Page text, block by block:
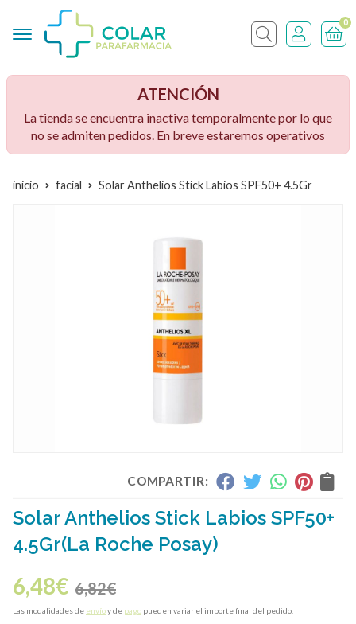
Buscar
0
ATENCIÓN
La tienda se encuentra inactiva temporalmente por lo que
no se admiten pedidos. En breve estaremos operativos
inicio facial Solar Anthelios Stick Labios SPF50+ 4.5Gr
COMPARTIR:
Solar Anthelios Stick Labios SPF50+
4.5Gr(La Roche Posay)
6,48€ 6,82€
Las modalidades de envíoy de pago pueden variar el importe final del pedido.